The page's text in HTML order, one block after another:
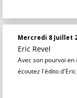
Mercredi 8 Juillet
Eric Revel
Avec son pourvoi
écoutez l'édito d'Eric